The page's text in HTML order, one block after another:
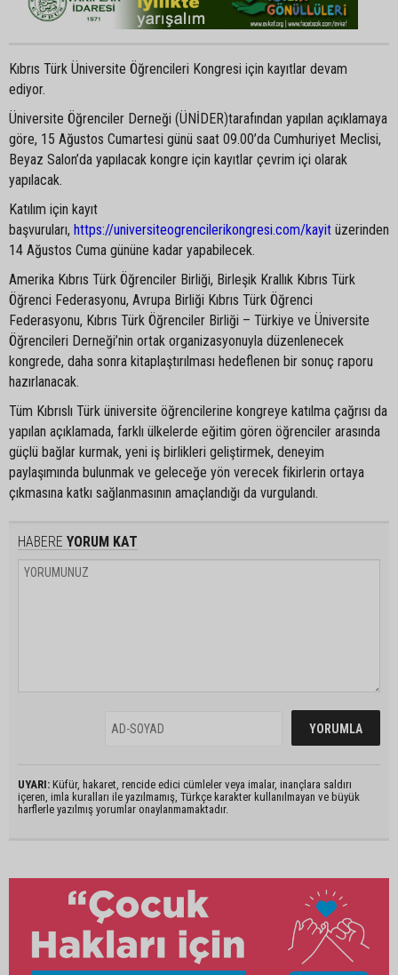
Kıbrıs Türk Üniversite Öğrencileri Kongresi için kayıtlar devam
ediyor.
Üniversite Öğrenciler Derneği (ÜNİDER)tarafından yapılan açıklamaya
göre, 15 Ağustos Cumartesi günü saat 09.00’da Cumhuriyet Meclisi,
Beyaz Salon’da yapılacak kongre için kayıtlar çevrim içi olarak
yapılacak.
Katılım için kayıt
başvuruları, https://universiteogrencilerikongresi.com/kayit üzerinden
14 Ağustos Cuma gününe kadar yapabilecek.
Amerika Kıbrıs Türk Öğrenciler Birliği, Birleşik Krallık Kıbrıs Türk
Öğrenci Federasyonu, Avrupa Birliği Kıbrıs Türk Öğrenci
Federasyonu, Kıbrıs Türk Öğrenciler Birliği – Türkiye ve Üniversite
Öğrencileri Derneği’nin ortak organizasyonuyla düzenlenecek
kongrede, daha sonra kitaplaştırılması hedeflenen bir sonuç raporu
hazırlanacak.
Tüm Kıbrıslı Türk üniversite öğrencilerine kongreye katılma çağrısı da
yapılan açıklamada, farklı ülkelerde eğitim gören öğrenciler arasında
güçlü bağlar kurmak, yeni iş birlikleri geliştirmek, deneyim
paylaşımında bulunmak ve geleceğe yön verecek fikirlerin ortaya
çıkmasına katkı sağlanmasının amaçlandığı da vurgulandı.
HABERE YORUM KAT
UYARI: Küfür, hakaret, rencide edici cümleler veya imalar, inançlara saldırı
içeren, imla kuralları ile yazılmamış, Türkçe karakter kullanılmayan ve büyük
harflerle yazılmış yorumlar onaylanmamaktadır.